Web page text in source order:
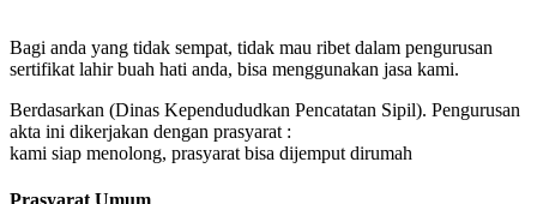
Bagi anda yang tidak sempat, tidak mau ribet dalam pengurusan
sertifikat lahir buah hati anda, bisa menggunakan jasa kami.
Berdasarkan (Dinas Kependududkan Pencatatan Sipil). Pengurusan
akta ini dikerjakan dengan prasyarat :
kami siap menolong, prasyarat bisa dijemput dirumah
Prasyarat Umum